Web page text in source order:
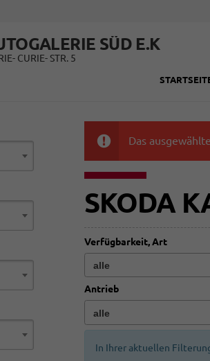
SÜD E.K
CURIE- STR. 5
Das
SKODA
Verfügbarkeit, Art
Antrieb
In Ihrer aktuellen